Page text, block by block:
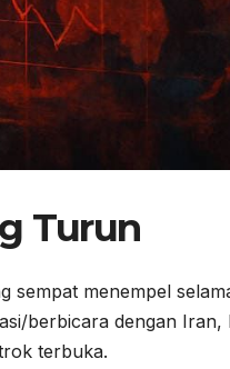
Turun
sempat menempel
berbicara dengan Iran,
terbuka.